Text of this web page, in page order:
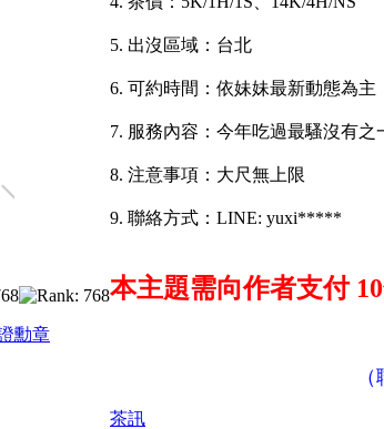
5. 出沒區域：台北
6. 可約時間：依妹妹最新動態為主
7. 服務內容：今年吃過最騷沒有
8. 注意事項：大尺無上限
9. 聯絡方式：LINE: yuxi*****
本主題需向作者支付
茶訊